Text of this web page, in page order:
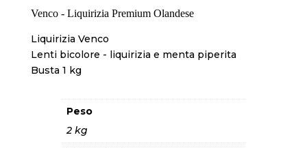
Venco - Liquirizia Premium Olandese
Liquirizia Venco
Lenti bicolore - liquirizia e menta piperita
Busta 1 kg
Peso
2 kg